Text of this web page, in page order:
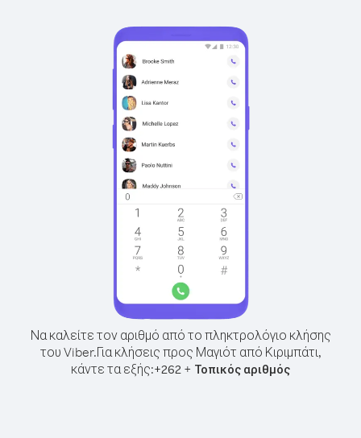
Να καλείτε τον αριθμό από το πληκτρολόγιο κλήσης
του Viber.Για κλήσεις προς Μαγιότ από Κιριμπάτι,
κάντε τα εξής:+262 + Τοπικός αριθμός